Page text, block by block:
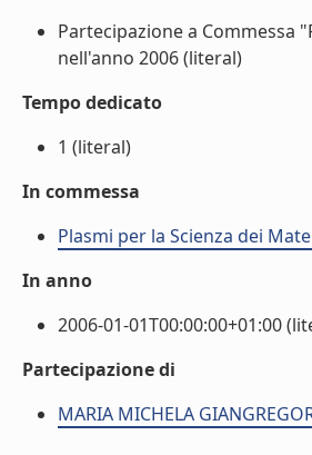
Partecipazione a Commessa
nell'anno 2006 (literal)
Tempo dedicato
1 (literal)
In commessa
Plasmi per la Scienza dei
In anno
2006-01-01T00:00:00+01:00
Partecipazione di
MARIA MICHELA